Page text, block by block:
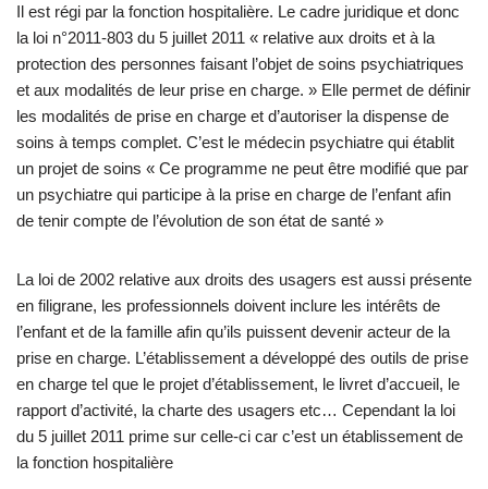
Il est régi par la fonction hospitalière. Le cadre juridique et donc
la loi n°2011-803 du 5 juillet 2011 « relative aux droits et à la
protection des personnes faisant l’objet de soins psychiatriques
et aux modalités de leur prise en charge. » Elle permet de définir
les modalités de prise en charge et d’autoriser la dispense de
soins à temps complet. C’est le médecin psychiatre qui établit
un projet de soins « Ce programme ne peut être modifié que par
un psychiatre qui participe à la prise en charge de l’enfant afin
de tenir compte de l’évolution de son état de santé »
La loi de 2002 relative aux droits des usagers est aussi présente
en filigrane, les professionnels doivent inclure les intérêts de
l’enfant et de la famille afin qu’ils puissent devenir acteur de la
prise en charge. L’établissement a développé des outils de prise
en charge tel que le projet d’établissement, le livret d’accueil, le
rapport d’activité, la charte des usagers etc… Cependant la loi
du 5 juillet 2011 prime sur celle-ci car c’est un établissement de
la fonction hospitalière